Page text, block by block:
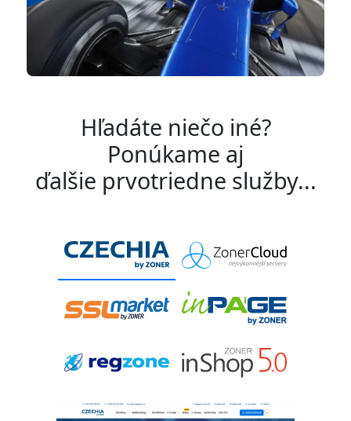
Hľadáte niečo iné?
Ponúkame aj
ďalšie prvotriedne služby...